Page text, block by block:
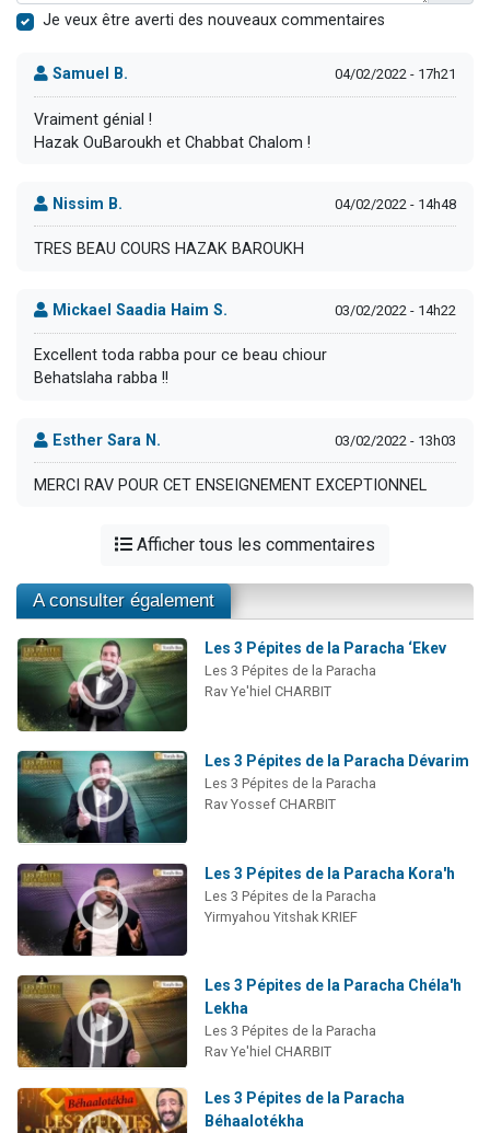
Je veux être averti des nouveaux commentaires
Samuel B. 04/02/2022 - 17h21
Vraiment génial !
Hazak OuBaroukh et Chabbat Chalom !
Nissim B. 04/02/2022 - 14h48
TRES BEAU COURS HAZAK BAROUKH
Mickael Saadia Haim S. 03/02/2022 - 14h22
Excellent toda rabba pour ce beau chiour
Behatslaha rabba !!
Esther Sara N. 03/02/2022 - 13h03
MERCI RAV POUR CET ENSEIGNEMENT EXCEPTIONNEL
Afficher tous les commentaires
A consulter également
Les 3 Pépites de la Paracha ‘Ekev
Les 3 Pépites de la Paracha
Rav Ye'hiel CHARBIT
Les 3 Pépites de la Paracha Dévarim
Les 3 Pépites de la Paracha
Rav Yossef CHARBIT
Les 3 Pépites de la Paracha Kora'h
Les 3 Pépites de la Paracha
Yirmyahou Yitshak KRIEF
Les 3 Pépites de la Paracha Chéla'h
Lekha
Les 3 Pépites de la Paracha
Rav Ye'hiel CHARBIT
Les 3 Pépites de la Paracha
Béhaalotékha